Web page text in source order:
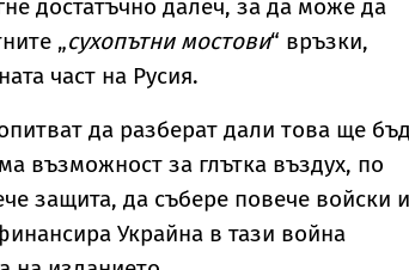
достатъчно далеч, за да може да
„сухопътни мостови“ връзки,
част на Русия.
да разберат дали това ще
възможност за глътка въздух, по
защита, да събере повече войски
Украйна в тази война